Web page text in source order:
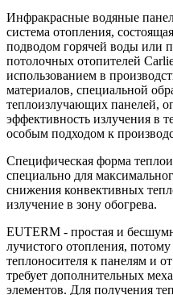
Инфракрасные водяные
система отопления,
подводом горячей воды или
потолочных отопителей
использованием в
материалов, специальной
теплоизлучающих панелей,
эффективность излучения в
особым подходом к
Специфическая форма
специально для
снижения конвективных
излучение в зону обогрева.
EUTERM - простая и
лучистого отопления, потому
теплоносителя к панелям и
требует дополнительных
элементов. Для получения